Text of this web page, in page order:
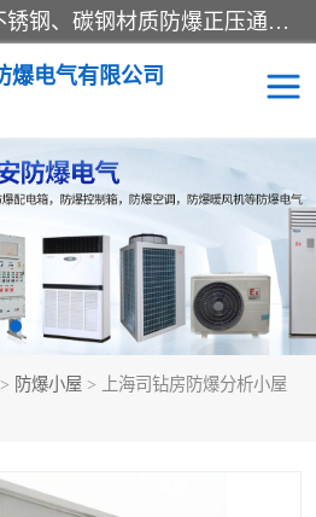
防爆正压分析小屋；不锈钢、碳钢材质防爆正压通风柜，分上下、左右、外挂三种款式；立式、挂式防爆配电柜体；不锈钢、碳钢防爆变频、磁力、星三角启动器；不锈钢、碳钢、铸铝防爆控制箱柜；可操作按键、多块式防爆仪表箱；多材质防爆接线箱；台式防爆电脑、防爆监视器。产品适配石油、化工、煤炭、电力、纺织、酿酒、航天、铁路、冶金、船舶、消防、市政等多行业工况使用。
爆电气有限公司
> 防爆小屋 > 上海司钻房防爆分析小屋
防爆正压柜
防爆配电箱
防爆接线箱
防爆监视显示器